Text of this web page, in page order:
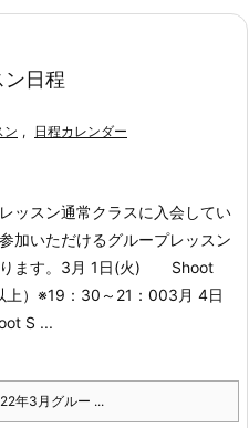
日程
ン , 日程カレンダー
ッスン通常クラスに入会してい
加いただけるグループレッスン
ます。 3月 1日(火) Shoot
上）※19：30～21：003月 4日
S ...
年3月グルー ...